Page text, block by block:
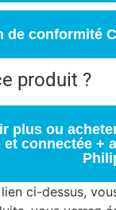
de conformité
produit ?
plus ou
et connectée +
ci-dessus,